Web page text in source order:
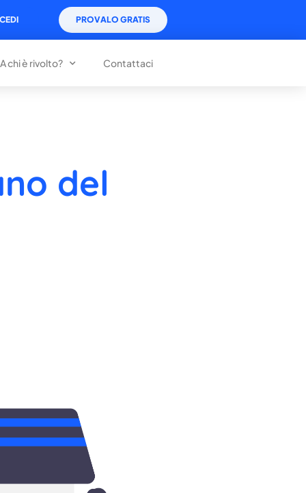
PROVALO GRATIS
A chi è rivolto? Contattaci
del